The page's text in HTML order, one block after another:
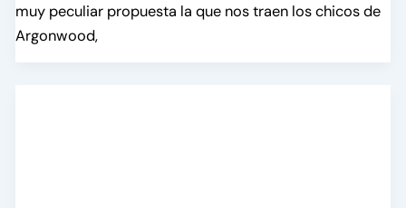
muy peculiar propuesta la que nos traen los chicos de
Argonwood,